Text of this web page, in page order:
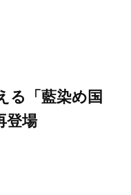
る「藍染め国
登場